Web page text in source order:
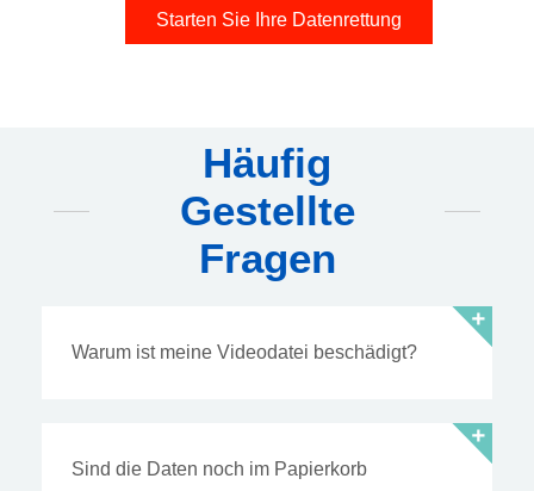
Starten Sie Ihre Datenrettung
Häufig
Gestellte
Fragen
Warum ist meine Videodatei beschädigt?
Sind die Daten noch im Papierkorb